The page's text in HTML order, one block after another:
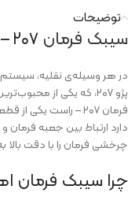
توضیحات
سیبک فرمان
در هر وسیله‌ی نقلیه،
پژو ۲۰۷، که یکی از
فرمان ۲۰۷ – راست
دارد ارتباط بین جعبه
چرخشی فرمان را با دقت بالا
چرا سیبک فرمان